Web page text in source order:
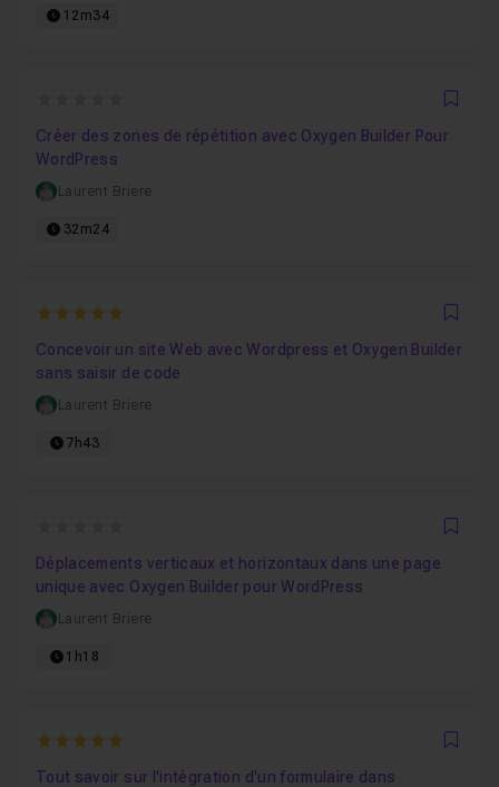
12m34
Créer des zones de répétition avec Oxygen Builder Pour
WordPress
Laurent Briere
32m24
5
Concevoir un site Web avec Wordpress et Oxygen Builder
sans saisir de code
Laurent Briere
7h43
Déplacements verticaux et horizontaux dans une page
unique avec Oxygen Builder pour WordPress
Laurent Briere
1h18
5
Tout savoir sur l'intégration d'un formulaire dans